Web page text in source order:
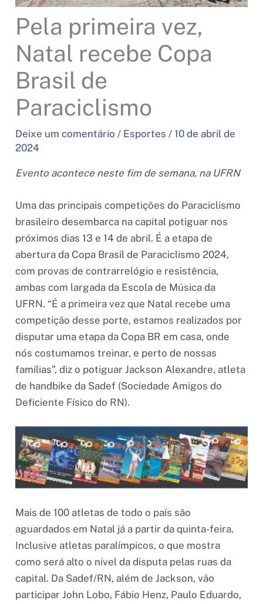
Pela primeira vez,
Natal recebe Copa
Brasil de
Paraciclismo
Deixe um comentário / Esportes /10 de abril de
2024
Evento acontece neste fim de semana, na UFRN
Uma das principais competições do Paraciclismo
brasileiro desembarca na capital potiguar nos
próximos dias 13 e 14 de abril. É a etapa de
abertura da Copa Brasil de Paraciclismo 2024,
com provas de contrarrelógio e resistência,
ambas com largada da Escola de Música da
UFRN. “É a primeira vez que Natal recebe uma
competição desse porte, estamos realizados por
disputar uma etapa da Copa BR em casa, onde
nós costumamos treinar, e perto de nossas
famílias”, diz o potiguar Jackson Alexandre, atleta
de handbike da Sadef (Sociedade Amigos do
Deficiente Físico do RN).
Mais de 100 atletas de todo o país são
aguardados em Natal já a partir da quinta-feira.
Inclusive atletas paralímpicos, o que mostra
como será alto o nível da disputa pelas ruas da
capital. Da Sadef/RN, além de Jackson, vão
participar John Lobo, Fábio Henz, Paulo Eduardo,